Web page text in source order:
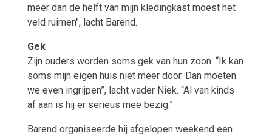
meer dan de helft van mijn kledingkast moest het
veld ruimen", lacht Barend.
Gek
Zijn ouders worden soms gek van hun zoon. “Ik kan
soms mijn eigen huis niet meer door. Dan moeten
we even ingrijpen”, lacht vader Niek. “Al van kinds
af aan is hij er serieus mee bezig.”
Barend organiseerde hij afgelopen weekend een